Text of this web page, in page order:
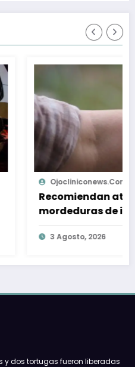
0
atender picaduras y
de insectos y arañas
de verano
y dos tortugas fueron liberadas